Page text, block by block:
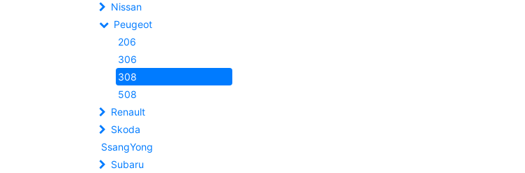
Nissan
Peugeot
206
306
308
508
Renault
Skoda
SsangYong
Subaru